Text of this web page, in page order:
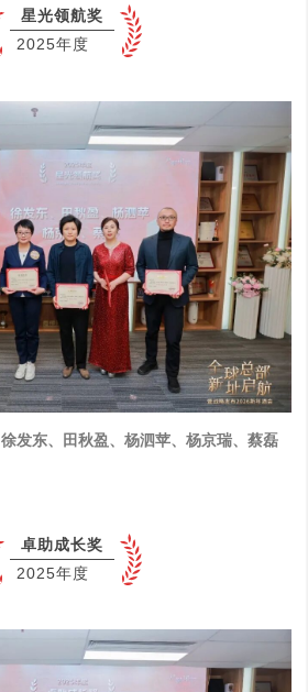
星光领航奖
2025年度
徐发东、田秋盈、杨泗苹、杨京瑞、蔡磊
卓助成长奖
2025年度